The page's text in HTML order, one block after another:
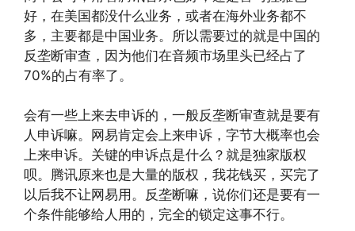
好，在美国都没什么业务，或者在海外业务都不
多，主要都是中国业务。所以需要过的就是中国的
反垄断审查，因为他们在音频市场里头已经占了
70%的占有率了。
会有一些上来去申诉的，一般反垄断审查就是要有
人申诉嘛。网易肯定会上来申诉，字节大概率也会
上来申诉。关键的申诉点是什么？就是独家版权
呗。腾讯原来也是大量的版权，我花钱买，买完了
以后我不让网易用。反垄断嘛，说你们还是要有一
个条件能够给人用的，完全的锁定这事不行。